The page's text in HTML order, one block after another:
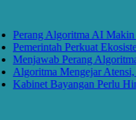
Perang Algoritma AI Makin
Pemerintah Perkuat
Menjawab Perang Algoritma
Algoritma Mengejar Atensi,
Kabinet Bayangan Perlu